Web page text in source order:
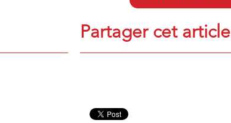
Partager cet article